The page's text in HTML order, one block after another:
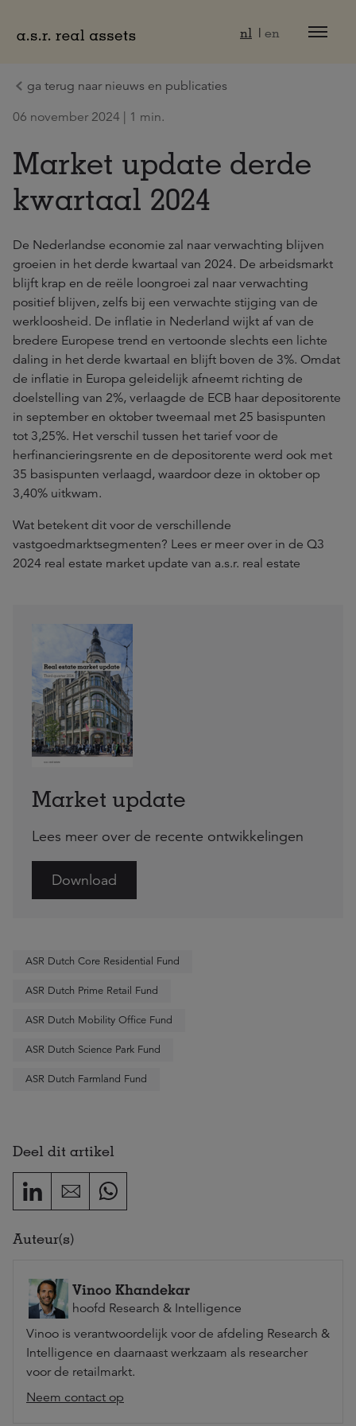
nl en
ga terug naar nieuws en publicaties
06 november 2024 | 1 min.
Market update derde
kwartaal 2024
De Nederlandse economie zal naar verwachting blijven
groeien in het derde kwartaal van 2024. De arbeidsmarkt
blijft krap en de reële loongroei zal naar verwachting
positief blijven, zelfs bij een verwachte stijging van de
werkloosheid. De inflatie in Nederland wijkt af van de
bredere Europese trend en vertoonde slechts een lichte
daling in het derde kwartaal en blijft boven de 3%. Omdat
de inflatie in Europa geleidelijk afneemt richting de
doelstelling van 2%, verlaagde de ECB haar depositorente
in september en oktober tweemaal met 25 basispunten
tot 3,25%. Het verschil tussen het tarief voor de
herfinancieringsrente en de depositorente werd ook met
35 basispunten verlaagd, waardoor deze in oktober op
3,40% uitkwam.
Wat betekent dit voor de verschillende
vastgoedmarktsegmenten? Lees er meer over in de Q3
2024 real estate market update van a.s.r. real estate
Market update
Lees meer over de recente ontwikkelingen
Download
ASR Dutch Core Residential Fund
ASR Dutch Prime Retail Fund
ASR Dutch Mobility Office Fund
ASR Dutch Science Park Fund
ASR Dutch Farmland Fund
Deel dit artikel
Auteur(s)
Vinoo Khandekar
hoofd Research & Intelligence
Vinoo is verantwoordelijk voor de afdeling Research &
Intelligence en daarnaast werkzaam als researcher
voor de retailmarkt.
Neem contact op